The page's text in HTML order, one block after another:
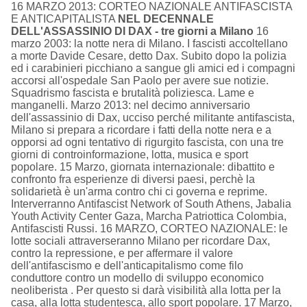
16 MARZO 2013: CORTEO NAZIONALE ANTIFASCISTA
E ANTICAPITALISTA NEL DECENNALE
DELL'ASSASSINIO DI DAX - tre giorni a Milano 16
marzo 2003: la notte nera di Milano. I fascisti accoltellano
a morte Davide Cesare, detto Dax. Subito dopo la polizia
ed i carabinieri picchiano a sangue gli amici ed i compagni
accorsi all'ospedale San Paolo per avere sue notizie.
Squadrismo fascista e brutalità poliziesca. Lame e
manganelli. Marzo 2013: nel decimo anniversario
dell'assassinio di Dax, ucciso perché militante antifascista,
Milano si prepara a ricordare i fatti della notte nera e a
opporsi ad ogni tentativo di rigurgito fascista, con una tre
giorni di controinformazione, lotta, musica e sport
popolare. 15 Marzo, giornata internazionale: dibattito e
confronto fra esperienze di diversi paesi, perchè la
solidarietà è un'arma contro chi ci governa e reprime.
Interverranno Antifascist Network of South Athens, Jabalia
Youth Activity Center Gaza, Marcha Patriottica Colombia,
Antifascisti Russi. 16 MARZO, CORTEO NAZIONALE: le
lotte sociali attraverseranno Milano per ricordare Dax,
contro la repressione, e per affermare il valore
dell'antifascismo e dell'anticapitalismo come filo
conduttore contro un modello di sviluppo economico
neoliberista . Per questo si darà visibilità alla lotta per la
casa, alla lotta studentesca, allo sport popolare. 17 Marzo,